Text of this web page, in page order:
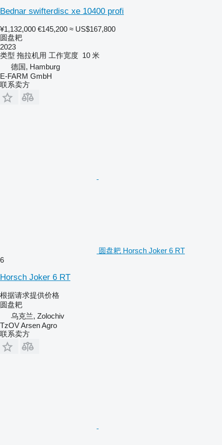
Bednar swifterdisc xe 10400 profi
¥1,132,000 €145,200 ≈ US$167,800
圆盘耙
2023
类型 拖拉机用 工作宽度 10 米
德国, Hamburg
E-FARM GmbH
联系卖方
圆盘耙 Horsch Joker 6 RT
6
Horsch Joker 6 RT
根据请求提供价格
圆盘耙
乌克兰, Zolochiv
TzOV Arsen Agro
联系卖方